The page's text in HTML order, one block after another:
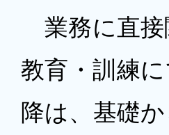
業務に直接
教育・訓練
降は、基礎